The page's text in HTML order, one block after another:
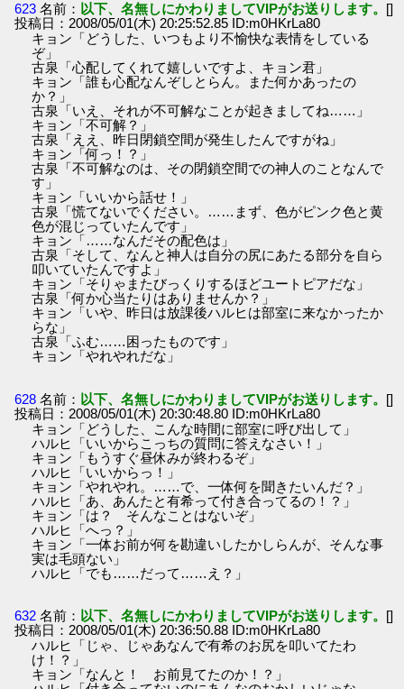
623 名前： 以下、名無しにかわりましてVIPがお送りします。 []
投稿日：2008/05/01(木) 20:25:52.85 ID:m0HKrLa80
キョン「どうした、いつもより不愉快な表情をしている
ぞ」
古泉「心配してくれて嬉しいですよ、キョン君」
キョン「誰も心配なんぞしとらん。また何かあったの
か？」
古泉「いえ、それが不可解なことが起きましてね……」
キョン「不可解？」
古泉「ええ、昨日閉鎖空間が発生したんですがね」
キョン「何っ！？」
古泉「不可解なのは、その閉鎖空間での神人のことなんで
す」
キョン「いいから話せ！」
古泉「慌てないでください。……まず、色がピンク色と黄
色が混じっていたんです」
キョン「……なんだその配色は」
古泉「そして、なんと神人は自分の尻にあたる部分を自ら
叩いていたんですよ」
キョン「そりゃまたびっくりするほどユートピアだな」
古泉「何か心当たりはありませんか？」
キョン「いや、昨日は放課後ハルヒは部室に来なかったか
らな」
古泉「ふむ……困ったものです」
キョン「やれやれだな」
628 名前： 以下、名無しにかわりましてVIPがお送りします。 []
投稿日：2008/05/01(木) 20:30:48.80 ID:m0HKrLa80
キョン「どうした、こんな時間に部室に呼び出して」
ハルヒ「いいからこっちの質問に答えなさい！」
キョン「もうすぐ昼休みが終わるぞ」
ハルヒ「いいからっ！」
キョン「やれやれ。……で、一体何を聞きたいんだ？」
ハルヒ「あ、あんたと有希って付き合ってるの！？」
キョン「は？ そんなことはないぞ」
ハルヒ「へっ？」
キョン「一体お前が何を勘違いしたかしらんが、そんな事
実は毛頭ない」
ハルヒ「でも……だって……え？」
632 名前： 以下、名無しにかわりましてVIPがお送りします。 []
投稿日：2008/05/01(木) 20:36:50.88 ID:m0HKrLa80
ハルヒ「じゃ、じゃあなんで有希のお尻を叩いてたわ
け！？」
キョン「なんと！ お前見てたのか！？」